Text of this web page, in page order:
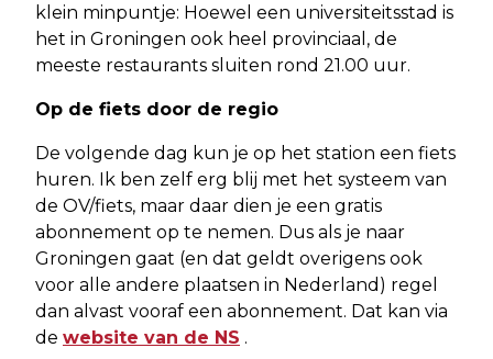
klein minpuntje: Hoewel een universiteitsstad is
het in Groningen ook heel provinciaal, de
meeste restaurants sluiten rond 21.00 uur.
Op de fiets door de regio
De volgende dag kun je op het station een fiets
huren. Ik ben zelf erg blij met het systeem van
de OV/fiets, maar daar dien je een gratis
abonnement op te nemen. Dus als je naar
Groningen gaat (en dat geldt overigens ook
voor alle andere plaatsen in Nederland) regel
dan alvast vooraf een abonnement. Dat kan via
de website van de NS .